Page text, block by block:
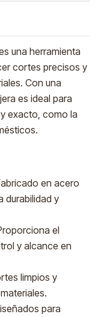
una herramienta
cortes precisos y
Con una
es ideal para
exacto, como la
en acero
durabilidad y
el
y alcance en
limpios y
para